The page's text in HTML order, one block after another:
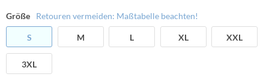
Größe Retouren vermeiden: Maßtabelle beachten!
S M L XL XXL
3XL